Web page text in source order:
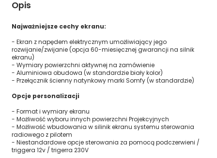
Opis
Najważniejsze cechy ekranu:
- Ekran z napędem elektrycznym umożliwiający jego
rozwijanie/zwijanie (opcja 60-miesięcznej gwarancji na silnik
ekranu)
- Wymiary powierzchni aktywnej na zamówienie
- Aluminiowa obudowa (w standardzie biały kolor)
- Przełącznik ścienny natynkowy marki Somfy (w standardzie)
Opcje personalizacji
- Format i wymiary ekranu
- Możliwość wyboru innych powierzchni Projekcyjnych
- Możliwość wbudowania w silinik ekranu systemu sterowania
radiowego z pilotem
- Niestandardowe opcje sterowania za pomocą podczerwieni /
triggera 12v / trigerra 230V